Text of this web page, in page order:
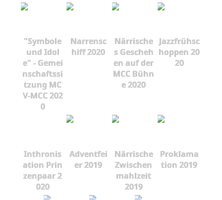
"Symbole
und Idol
e" - Gemei
nschaftssi
tzung MC
V-MCC 202
0
Narrensc
hiff 2020
Närrische
s Gescheh
en auf der
MCC Bühn
e 2020
Jazzfrühsc
hoppen 20
20
Inthronis
ation Prin
zenpaar 2
020
Adventfei
er 2019
Närrische
Zwischen
mahlzeit
2019
Proklama
tion 2019